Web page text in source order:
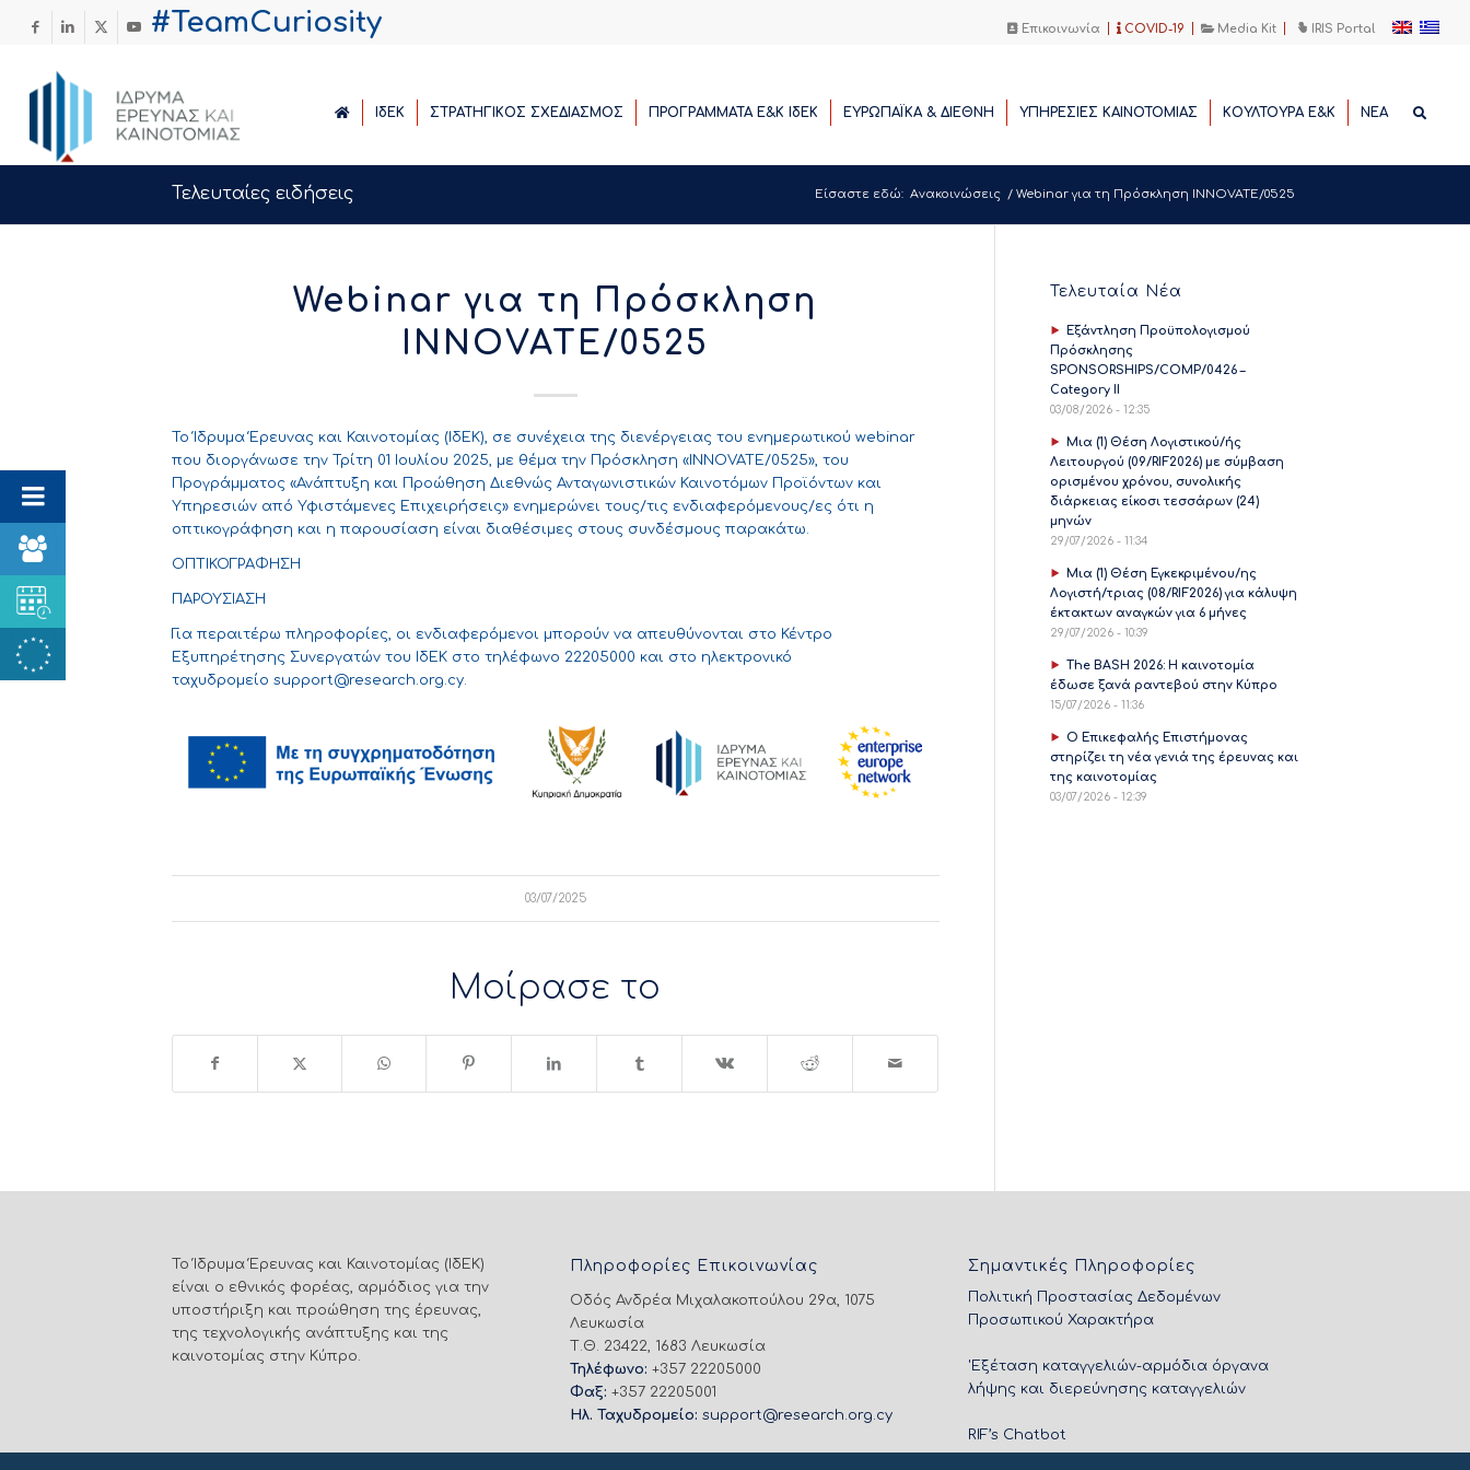
Επικοινωνία COVID-19 Media Kit IRIS Portal
#TeamCuriosity
ΙδΕΚ ΣΤΡΑΤΗΓΙΚΟΣ ΣΧΕΔΙΑΣΜΟΣ ΠΡΟΓΡΑΜΜΑΤΑ E&K ΙδΕΚ ΕΥΡΩΠΑΪΚΑ & ΔΙΕΘΝΗ ΥΠΗΡΕΣΙΕΣ ΚΑΙΝΟΤΟΜΙΑΣ ΚΟΥΛΤΟΥΡΑ Ε&Κ ΝΕΑ
Τελευταίες ειδήσεις Είσαστε εδώ: Ανακοινώσεις / Webinar για τη Πρόσκληση INNOVATE/0525
Webinar για τη Πρόσκληση
INNOVATE/0525
Το Ίδρυμα Έρευνας και Καινοτομίας (ΙδΕΚ), σε συνέχεια της διενέργειας του ενημερωτικού webinar
που διοργάνωσε την Τρίτη 01 Ιουλίου 2025, με θέμα την Πρόσκληση «INNOVATE/0525», του
Προγράμματος «Ανάπτυξη και Προώθηση Διεθνώς Ανταγωνιστικών Καινοτόμων Προϊόντων και
Υπηρεσιών από Υφιστάμενες Επιχειρήσεις» ενημερώνει τους/τις ενδιαφερόμενους/ες ότι η
οπτικογράφηση και η παρουσίαση είναι διαθέσιμες στους συνδέσμους παρακάτω.
ΟΠΤΙΚΟΓΡΑΦΗΣΗ
ΠΑΡΟΥΣΙΑΣΗ
Για περαιτέρω πληροφορίες, οι ενδιαφερόμενοι μπορούν να απευθύνονται στο Κέντρο
Εξυπηρέτησης Συνεργατών του ΙδΕΚ στο τηλέφωνο 22205000 και στο ηλεκτρονικό
ταχυδρομείο support@research.org.cy.
03/07/2025
Μοίρασε το
Τελευταία Νέα
Εξάντληση Προϋπολογισμού
Πρόσκλησης
SPONSORSHIPS/COMP/0426 –
Category II
03/08/2026 - 12:35
Μια (1) Θέση Λογιστικού/ής
Λειτουργού (09/RIF2026) με σύμβαση
ορισμένου χρόνου, συνολικής
διάρκειας είκοσι τεσσάρων (24)
μηνών
29/07/2026 - 11:34
Μια (1) Θέση Εγκεκριμένου/ης
Λογιστή/τριας (08/RIF2026) για κάλυψη
έκτακτων αναγκών για 6 μήνες
29/07/2026 - 10:39
The BASH 2026: Η καινοτομία
έδωσε ξανά ραντεβού στην Κύπρο
15/07/2026 - 11:36
Ο Επικεφαλής Επιστήμονας
στηρίζει τη νέα γενιά της έρευνας και
της καινοτομίας
03/07/2026 - 12:39
Το Ίδρυμα Έρευνας και Καινοτομίας (ΙδΕΚ)
είναι ο εθνικός φορέας, αρμόδιος για την
υποστήριξη και προώθηση της έρευνας,
της τεχνολογικής ανάπτυξης και της
καινοτομίας στην Κύπρο.
Πληροφορίες Επικοινωνίας
Οδός Ανδρέα Μιχαλακοπούλου 29α, 1075
Λευκωσία
Τ.Θ. 23422, 1683 Λευκωσία
Τηλέφωνο: +357 22205000
Φαξ: +357 22205001
Ηλ. Ταχυδρομείο: support@research.org.cy
Σημαντικές Πληροφορίες
Πολιτική Προστασίας Δεδομένων
Προσωπικού Χαρακτήρα
'Εξέταση καταγγελιών-αρμόδια όργανα
λήψης και διερεύνησης καταγγελιών
RIF’s Chatbot